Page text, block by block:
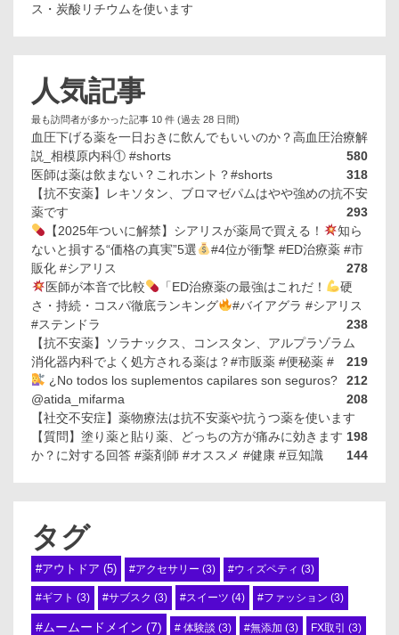
ス・炭酸リチウムを使います
人気記事
最も訪問者が多かった記事 10 件 (過去 28 日間)
血圧下げる薬を一日おきに飲んでもいいのか？高血圧治療解
説_相模原内科① #shorts
580
医師は薬は飲まない？これホント？#shorts
318
【抗不安薬】レキソタン、ブロマゼパムはやや強めの抗不安
薬です
293
【2025年ついに解禁】シアリスが薬局で買える！
知ら
ないと損する“価格の真実”5選
#4位が衝撃 #ED治療薬 #市
販化 #シアリス
278
医師が本音で比較
「ED治療薬の最強はこれだ！
硬
さ・持続・コスパ徹底ランキング
#バイアグラ #シアリス
#ステンドラ
238
【抗不安薬】ソラナックス、コンスタン、アルプラゾラム
219
消化器内科でよく処方される薬は？#市販薬 #便秘薬 #
212
¿No todos los suplementos capilares son seguros?
@atida_mifarma
208
【社交不安症】薬物療法は抗不安薬や抗うつ薬を使います
198
【質問】塗り薬と貼り薬、どっちの方が痛みに効きます
か？に対する回答 #薬剤師 #オススメ #健康 #豆知識
144
タグ
#アウトドア (5) #アクセサリー (3) #ウィズペティ (3)
#ギフト (3) #サブスク (3) #スイーツ (4) #ファッション (3)
#ムームードメイン (7) # 体験談 (3) #無添加 (3) FX取引 (3)